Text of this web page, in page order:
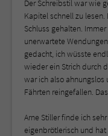
Der Schreibstil war wie
Kapitel schnell zu
Schluss gehalten.
unerwartete
gedacht, ich wüsste
wieder ein Strich durch
war ich also
Fährten reingefallen.
Arne Stiller finde ich
eigenbrötlerisch und